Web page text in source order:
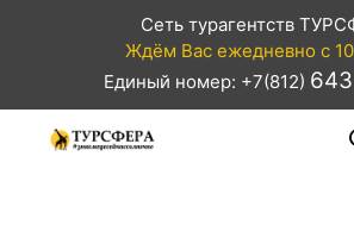
Сеть турагентств
Ждём Вас ежедневно с 10
Единый номер: +7(812)